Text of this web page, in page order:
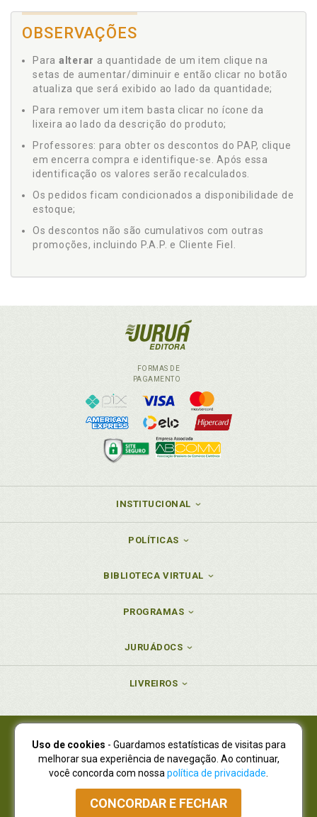
OBSERVAÇÕES
Para alterar a quantidade de um item clique na
setas de aumentar/diminuir e então clicar no botão
atualiza que será exibido ao lado da quantidade;
Para remover um item basta clicar no ícone da
lixeira ao lado da descrição do produto;
Professores: para obter os descontos do PAP, clique
em encerra compra e identifique-se. Após essa
identificação os valores serão recalculados.
Os pedidos ficam condicionados a disponibilidade de
estoque;
Os descontos não são cumulativos com outras
promoções, incluindo P.A.P. e Cliente Fiel.
FORMAS DE
PAGAMENTO
INSTITUCIONAL
POLÍTICAS
BIBLIOTECA VIRTUAL
PROGRAMAS
JURUÁDOCS
LIVREIROS
Juruá Editora Ltda., CNPJ 77.535.508/0001-19
Juruá Informática Ltda., CNPJ 01.701.561/0001-80
NOVO ENDEREÇO:R. Flávio Dallegrave, 7665, São Lourenço |
Curitiba - Paraná - CEP 82210-310
Atendimento: (41) 4009-3900|Vendas Atacado: (41) 4009-3939
Uso de cookies - Guardamos estatísticas de visitas para
melhorar sua experiência de navegação. Ao continuar,
você concorda com nossa política de privacidade
CONCORDAR E FECHAR